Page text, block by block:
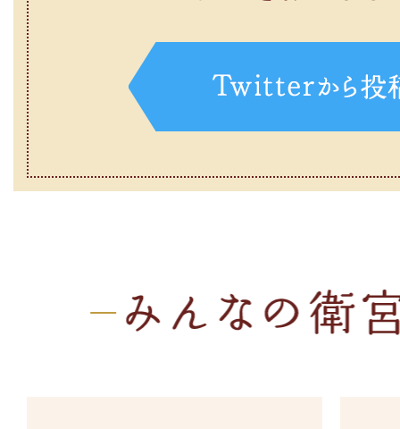
[材料]（4人分）
食パン（8～10枚切） 1斤
菜の花 1束～1束半
ベーコン 12枚
[材料]（4人分）
水煮たけのこ 200～250g
鶏もも肉 250～300ｇ
アスパラ １束（3～4本）
牛乳 600ml
[材料]（4人分）
ひき肉 400g
玉ねぎ 1個と1/2個
パン粉 20g
[材料]（4人分）
ご飯 2合
鮭（辛口） 2～3切れ
みょうが 2～3本
白ごま 適量
[材料]（4人分）
ご飯 3合
かまぼこ 1/2個
長ねぎ 1本
[材料]（4人分）
＜里芋の煮っころがし＞
里芋 12個
出汁 600cc
酒 大さじ2
[材料]（4人分）
鶏もも肉 500g
小麦粉 大さじ3～4
サラダ油 揚げる用に適量
[調味料]
塩 少々
[材料]（4人分）
＜チキンライス＞
固めのご飯 茶碗4杯分
玉ねぎ 中1個
固形コンソメ 1個
[材料]（4人分）
＜ローストビーフ＞
サラダ油 適量
[材料]（4人分）
＜寄せ鍋＞
鱈（白身魚） 4切れ
アサリ・蛤 150g
しいたけ 4～8枚